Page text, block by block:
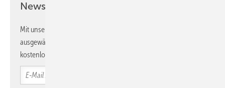
Newsletter!
Mit unserem Newsletter erhalten Sie regelmäßig von uns
ausgewählte Informationen und Neuigkeiten, gebündelt und
kostenlos direkt ins Postfach.